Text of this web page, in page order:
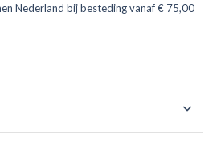
Nederland bij besteding vanaf € 75,00